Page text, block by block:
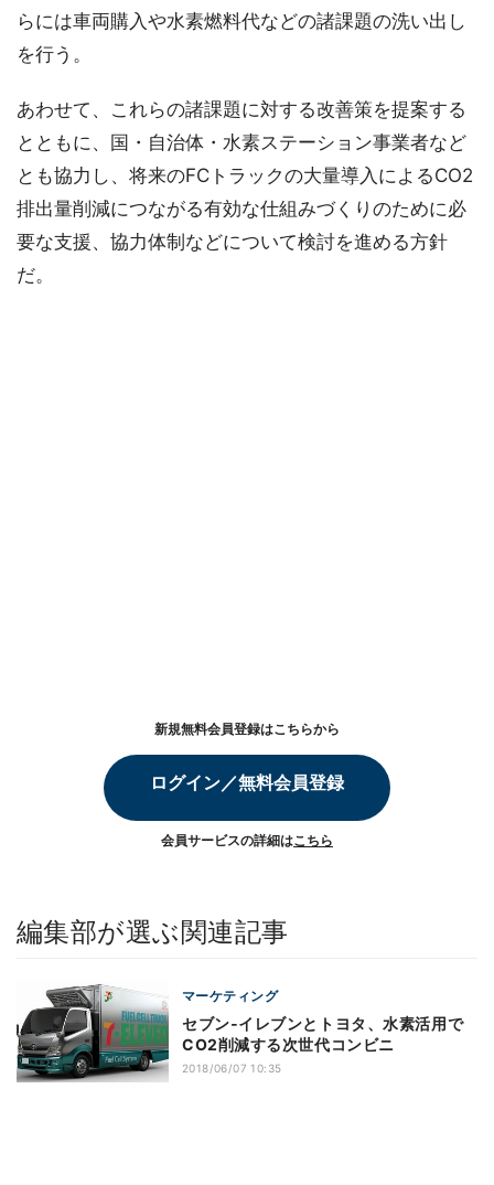
らには車両購入や水素燃料代などの諸課題の洗い出し
を行う。
あわせて、これらの諸課題に対する改善策を提案する
とともに、国・自治体・水素ステーション事業者など
とも協力し、将来のFCトラックの大量導入によるCO2
排出量削減につながる有効な仕組みづくりのために必
要な支援、協力体制などについて検討を進める方針
だ。
新規無料会員登録はこちらから
ログイン／無料会員登録
会員サービスの詳細はこちら
編集部が選ぶ関連記事
マーケティング
セブン‐イレブンとトヨタ、水素活用で
CO2削減する次世代コンビニ
2018/06/07 10:35